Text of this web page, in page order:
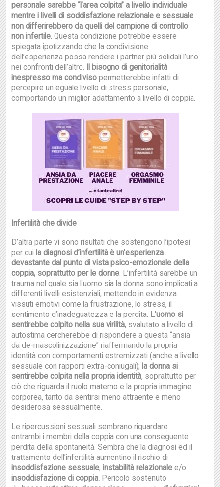
personale sarebbe “l’area colpita” a livello individuale
mentre i livelli di soddisfazione relazionale e sessuale
non differirebbero da quelli del campione di controllo
non infertile. Questa condizione potrebbe essere
spiegata ipotizzando che la condivisione
dell’esperienza possa rendere i partner più solidali l’uno
nei confronti dell’altro.
Il bisogno di genitorialità
inespresso ma condiviso permetterebbe infatti di
percepire un eguale livello di stress personale,
comportando un miglior adattamento a livello di coppia.
Infertilità che divide
D’altra parte vi sono risultati che sostengono l’ipotesi
per cui la diagnosi d’infertilità è un’esperienza
devastante dal punto di vista psico-emozionale della
coppia, soprattutto per le donne. L’infertilità sarebbe un
trauma nel quale sia l’uomo sia la donna sono implicati a
differenti livelli esistenziali, mettendo in evidenza
vissuti emotivi come la frustrazione, lo stress, il
sentimento d’inadeguatezza e la perdita. L’uomo si
sentirebbe colpito nella sua virilità, svalutato a livello di
autostima cercherebbe di rispondere a questa “ansia
da de-mascolinizzazione” riaffermando la propria
identità con comportamenti estremizzati (anche a livello
sessuale con rapporti extra-coniugali); la donna si
sentirebbe colpita nella propria identità, soprattutto per
ciò che riguarda il ruolo materno e la propria immagine
corporea, tanto da sentirsi meno attraente e meno
desiderosa sessualmente.
Le ripercussioni sessuali sembrano riguardare
entrambi i membri della coppia con una conseguente
perdita della spontaneità. Sembra che la diagnosi ed il
trattamento dell’infertilità aumentino il rischio di
insoddisfazione sessuale,instabilità relazionale e/o
insoddisfazione di coppia. Pericolo sostenuto